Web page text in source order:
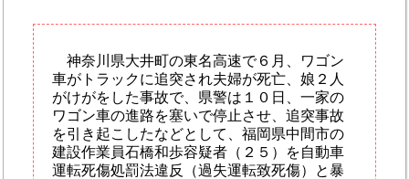
神奈川県大井町の東名高速で６月、ワゴン
車がトラックに追突され夫婦が死亡、娘２人
がけがをした事故で、県警は１０日、一家の
ワゴン車の進路を塞いで停止させ、追突事故
を引き起こしたなどとして、福岡県中間市の
建設作業員石橋和歩容疑者（２５）を自動車
運転死傷処罰法違反（過失運転致死傷）と暴